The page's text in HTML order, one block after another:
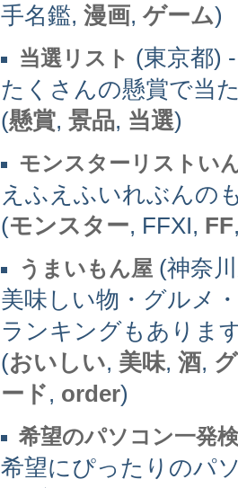
手名鑑, 漫画, ゲーム)
当選リスト (東京都) -
たくさんの懸賞で当
(懸賞, 景品, 当選)
モンスターリストい
えふえふいれぶんの
(モンスター, FFXI, FF
うまいもん屋 (神奈
美味しい物・グルメ
ランキングもありま
(おいしい, 美味, 酒,
ード, order)
希望のパソコン一発
希望にぴったりのパ